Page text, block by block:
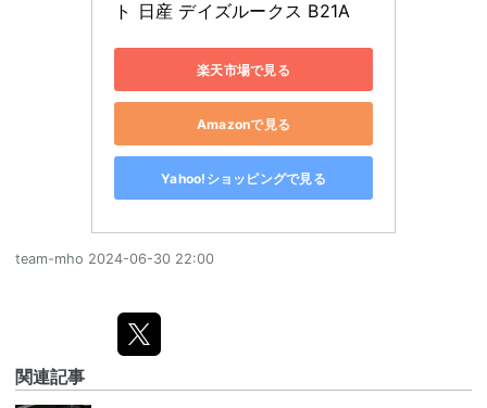
ト 日産 デイズルークス B21A
楽天市場で見る
Amazonで見る
Yahoo!ショッピングで見る
team-mho 2024-06-30 22:00
関連記事